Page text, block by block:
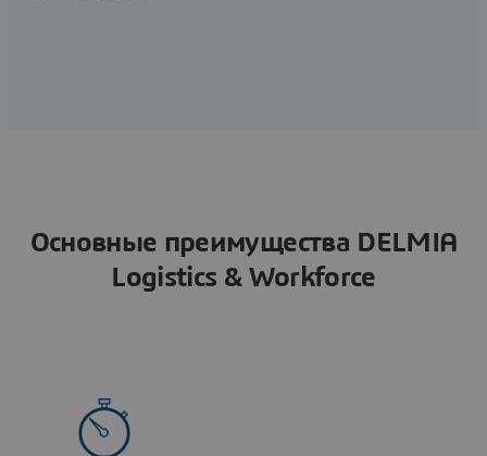
Основные преимущества DELMIA
Logistics & Workforce